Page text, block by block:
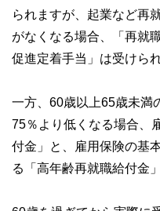
られますが、起業など再
がなくなる場合、「再就
促進定着手当」は受けら
一方、60歳以上65歳未満
75％より低くなる場合、
付金」と、雇用保険の基
る「高年齢再就職給付金